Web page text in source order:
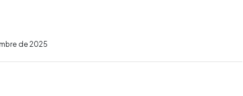
de 2025